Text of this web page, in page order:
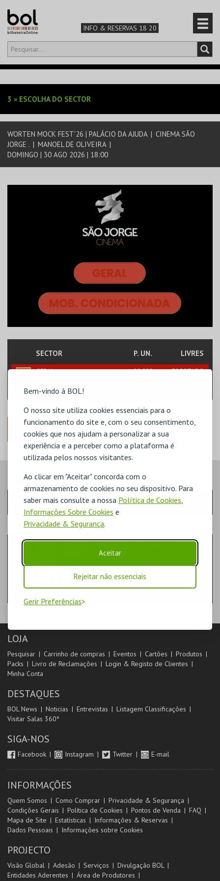
Bem-vindo à BOL!
O nosso site utiliza cookies essenciais para o
funcionamento do site e, com o seu consentimento,
cookies que nos ajudam a personalizar a sua
experiência e a perceber como a plataforma é
utilizada pelos nossos visitantes.
Ao clicar em "Aceitar" concorda com o
armazenamento de cookies no seu dispositivo. Para
saber mais consulte a nossa Política de Cookies,
Informações Sobre Cookies e
Privacidade & Segurança.
Aceitar
Rejeitar não essenciais
Gerir Preferências
INFO & RESERVAS 18 20
Olá,iniciar sessão
TEATRO & ARTE
MÚSICA & FESTIVAIS
FAMÍLIA
3 » ESCOLHA DO SECTOR
WORTEN MOCK FEST'26 | PALÁCIO DA AJUDA | CINEMA SÃO
JORGE . | MANOEL DE OLIVEIRA |
DOMINGO | 30 AGO 2026 | 18:00
SECTOR P. UN. LIVRES
GERAL 20,00€
ESGOTADO
ANTERIOR
PASSO- SESSÃO
DOMINGO | 30 AGO 2026 | 18:00
PASSO- EVENTO
CINEMA SÃO JORGE .
MANOEL DE OLIVEIRA
LOJA
Pesquisar Carrinho de compras Eventos Cartões
Produtos
Packs
Livro de Reclamações
Login & Registo de Clientes
Minha Conta
DESTAQUES
BOL News Noticias Entrevistas
Listagem Classificações
Visitar Salas 360º
SIGA-NOS
Facebook Instagram Twitter E-mail
INFORMAÇÕES
Quem Somos Como Comprar
Privacidade & Segurança
Condições Gerais
Política de Cookies Pontos de Venda
FAQ
Mapa de Site
Estatísticas
Informações & Reservas
Dados Pessoais
Informações sobre Cookies
PROJECTO
Visão Global Adesão Serviços
Divulgação BOL
Entidades Aderentes
Área de Produtores